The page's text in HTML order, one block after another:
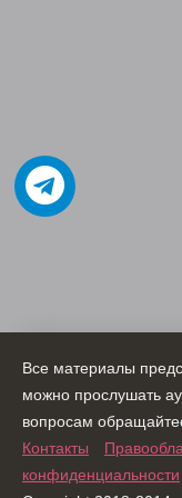
Все материалы
можно прослушать
вопросам
Контакты
конфиденциальности